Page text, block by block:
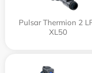
Pulsar Thermion 2
XL50